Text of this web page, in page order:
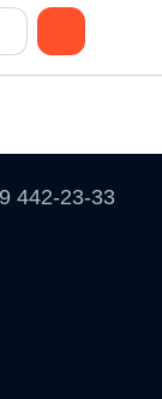
442-23-33